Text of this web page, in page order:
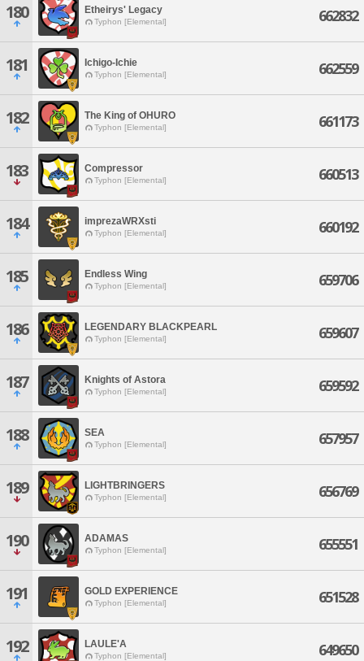
180 Etheirys' Legacy
Typhon [Elemental] 662832
181 Ichigo-Ichie
Typhon [Elemental] 662559
182 The King of OHURO
Typhon [Elemental] 661173
183 Compressor
Typhon [Elemental] 660513
184 imprezaWRXsti
Typhon [Elemental] 660192
185 Endless Wing
Typhon [Elemental] 659706
186 LEGENDARY BLACKPEARL
Typhon [Elemental] 659607
187 Knights of Astora
Typhon [Elemental] 659592
188 SEA
Typhon [Elemental] 657957
189 LIGHTBRINGERS
Typhon [Elemental] 656769
190 ADAMAS
Typhon [Elemental] 655551
191 GOLD EXPERIENCE
Typhon [Elemental] 651528
192 LAULE'A
Typhon [Elemental] 649650